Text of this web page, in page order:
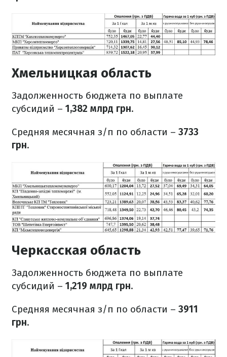
Хмельницкая область
Задолженность бюджета по выплате
субсидий – 1,382 млрд грн.
Средняя месячная з/п по области – 3733
грн.
Черкасская область
Задолженность бюджета по выплате
субсидий – 1,219 млрд грн.
Средняя месячная з/п по области – 3911
грн.